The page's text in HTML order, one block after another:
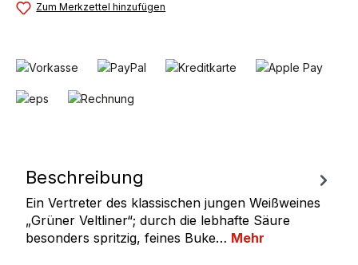
Zum Merkzettel hinzufügen
Beschreibung
Ein Vertreter des klassischen jungen Weißweines
„Grüner Veltliner“; durch die lebhafte Säure
besonders spritzig, feines Buke… Mehr